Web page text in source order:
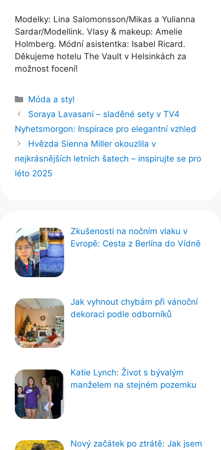
Modelky: Lina Salomonsson/Mikas a Yulianna
Sardar/Modellink. Vlasy & makeup: Amelie
Holmberg. Módní asistentka: Isabel Ricard.
Děkujeme hotelu The Vault v Helsinkách za
možnost focení!
Rubriky
Móda a styl
Soraya Lavasani – sladěné sety v TV4
Nyhetsmorgon: Inspirace pro elegantní vzhled
Hvězda Sienna Miller okouzlila v
nejkrásnějších letních šatech – inspirujte se pro
léto 2025
Zkušenosti na nočním vlaku v
Evropě: Cesta z Berlína do Vídně
Jak vyhnout chybám při vánoční
dekoraci podle odborníků
Katie Lynch: Život s bývalým
manželem na stejném pozemku
Nový začátek po ztrátě: Jak jsem